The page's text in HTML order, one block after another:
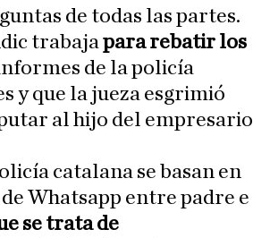
de todas las partes.
trabajapara rebatir los
de la policía
y que la jueza esgrimió
al hijo del empresario
catalana se basan en
Whatsapp entre padre e
se trata de